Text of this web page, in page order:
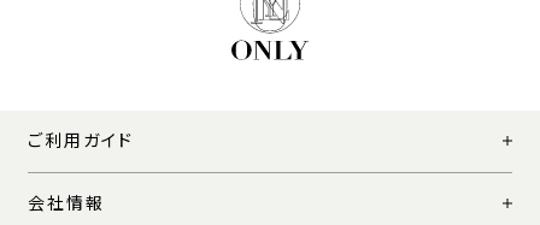
ご利用ガイド
会社情報